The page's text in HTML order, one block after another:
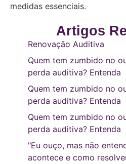
medidas essenciais.
Artigos
Renovação Auditiva
Quem tem zumbido no
perda auditiva? Entenda
Quem tem zumbido no
perda auditiva? Entenda
Quem tem zumbido no
perda auditiva? Entenda
"Eu ouço, mas não
acontece e como